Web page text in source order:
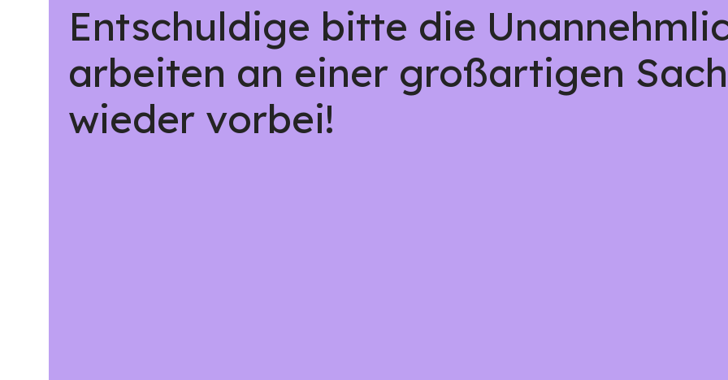
Entschuldige bitte die
arbeiten an einer großartigen
wieder vorbei!